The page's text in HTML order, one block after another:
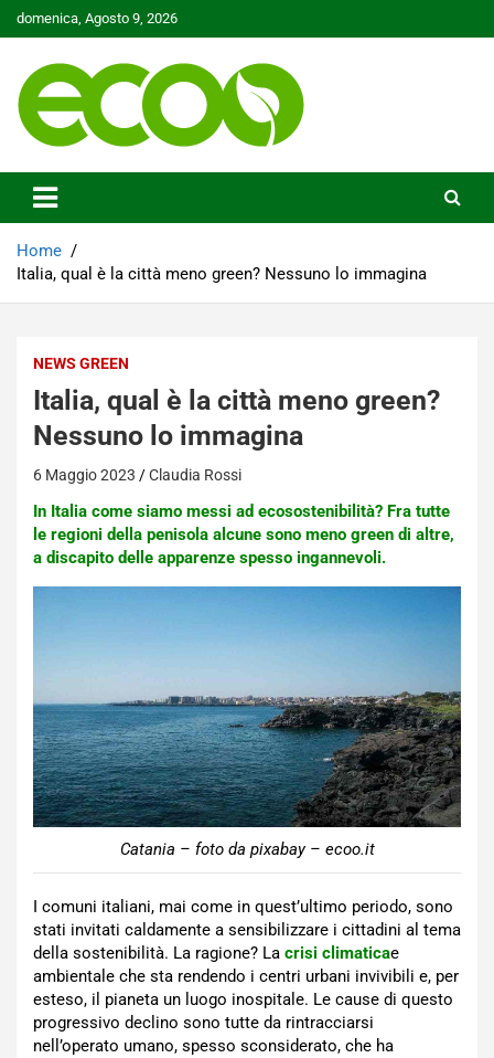
Skip
to
domenica, Agosto 9, 2026
Ecoo.it
Home
Italia, qual è la città meno green? Nessuno lo immagina
NEWS GREEN
Italia, qual è la città meno green?
Nessuno lo immagina
6 Maggio 2023 Claudia Rossi
In Italia come siamo messi ad ecosostenibilità? Fra tutte
le regioni della penisola alcune sono meno green di altre,
a discapito delle apparenze spesso ingannevoli.
Catania – foto da pixabay – ecoo.it
I comuni italiani, mai come in quest’ultimo periodo, sono
stati invitati caldamente a sensibilizzare i cittadini al tema
della sostenibilità. La ragione? La crisi climaticae
ambientale che sta rendendo i centri urbani invivibili e, per
esteso, il pianeta un luogo inospitale. Le cause di questo
progressivo declino sono tutte da rintracciarsi
nell’operato umano, spesso sconsiderato, che ha